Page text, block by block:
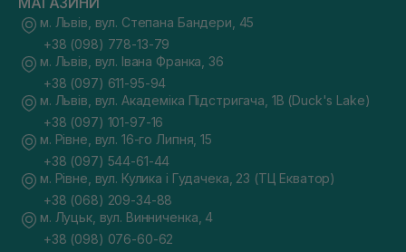
м. Львів, вул. Степана Бандери, 45
+38 (098) 778-13-79
м. Львів, вул. Івана Франка, 36
+38 (097) 611-95-94
м. Львів, вул. Академіка Підстригача, 1В (Duck's Lake)
+38 (097) 101-97-16
м. Рівне, вул. 16-го Липня, 15
+38 (097) 544-61-44
м. Рівне, вул. Кулика і Гудачека, 23 (ТЦ Екватор)
+38 (068) 209-34-88
м. Луцьк, вул. Винниченка, 4
+38 (098) 076-60-62